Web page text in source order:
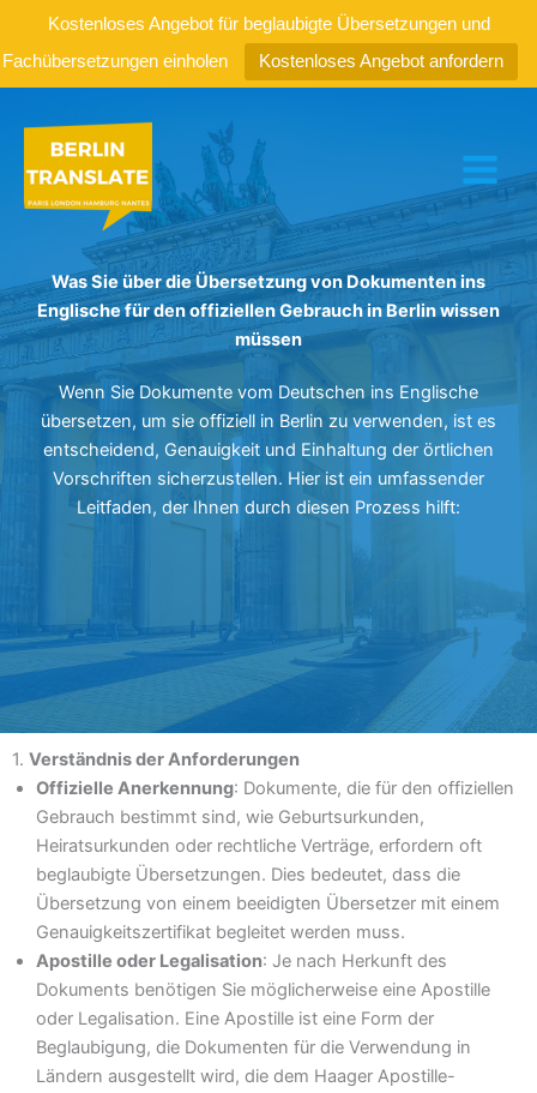
Kostenloses Angebot für beglaubigte Übersetzungen und
Fachübersetzungen einholen
Kostenloses Angebot anfordern
Inhalt
springen
Was Sie über die Übersetzung von Dokumenten ins
Englische für den offiziellen Gebrauch in Berlin wissen
müssen
Wenn Sie Dokumente vom Deutschen ins Englische
übersetzen, um sie offiziell in Berlin zu verwenden, ist es
entscheidend, Genauigkeit und Einhaltung der örtlichen
Vorschriften sicherzustellen. Hier ist ein umfassender
Leitfaden, der Ihnen durch diesen Prozess hilft:
1. Verständnis der Anforderungen
Offizielle Anerkennung: Dokumente, die für den offiziellen
Gebrauch bestimmt sind, wie Geburtsurkunden,
Heiratsurkunden oder rechtliche Verträge, erfordern oft
beglaubigte Übersetzungen. Dies bedeutet, dass die
Übersetzung von einem beeidigten Übersetzer mit einem
Genauigkeitszertifikat begleitet werden muss.
Apostille oder Legalisation: Je nach Herkunft des
Dokuments benötigen Sie möglicherweise eine Apostille
oder Legalisation. Eine Apostille ist eine Form der
Beglaubigung, die Dokumenten für die Verwendung in
Ländern ausgestellt wird, die dem Haager Apostille-